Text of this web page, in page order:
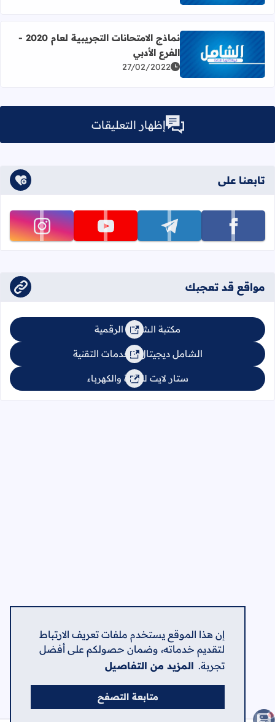
إن هذا الموقع يستخدم ملفات تعريف الارتباط
لتقديم خدماته، وضمان حصولكم على أفضل
تجربة. المزيد من التفاصيل
متابعة التصفح
اقرأ المزيد عن نماذج الامتحانات التجريبية لعام 2020 - الفرع الأدبي
نماذج الامتحانات التجريبية لعام 2020 -
الفرع الأدبي
27/02/2022
إظهار التعليقات
تابعنا على
تابعنا على facebook تابعنا على telegram تابعنا على youtube تابعنا على instagram
مواقع قد تعجبك
مكتبة الشامل الرقمية
الشامل ديجيتال للخدمات التقنية
ستار لايت للإنارة والكهرباء